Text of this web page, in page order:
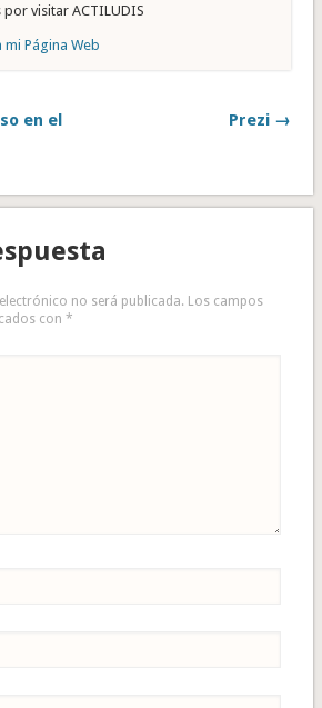
por visitar ACTILUDIS
mi Página Web
en el
Prezi →
no será publicada. Los campos
con *